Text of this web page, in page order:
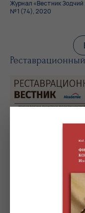
Журнал «Вестник Зодчий
№ 1 (74), 2020